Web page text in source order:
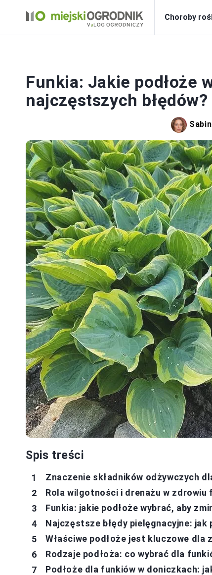
Choroby
Funkia: Jakie podłoże
najczęstszych błędów?
Spis treści
Znaczenie składników odżywczych
Rola wilgotności i drenażu w zdrowiu
Funkia: jakie podłoże wybrać, aby
Najczęstsze błędy pielęgnacyjne: jak
Właściwe podłoże jest kluczowe dla
Rodzaje podłoża: co wybrać dla
Podłoże dla funkiów w doniczkach: